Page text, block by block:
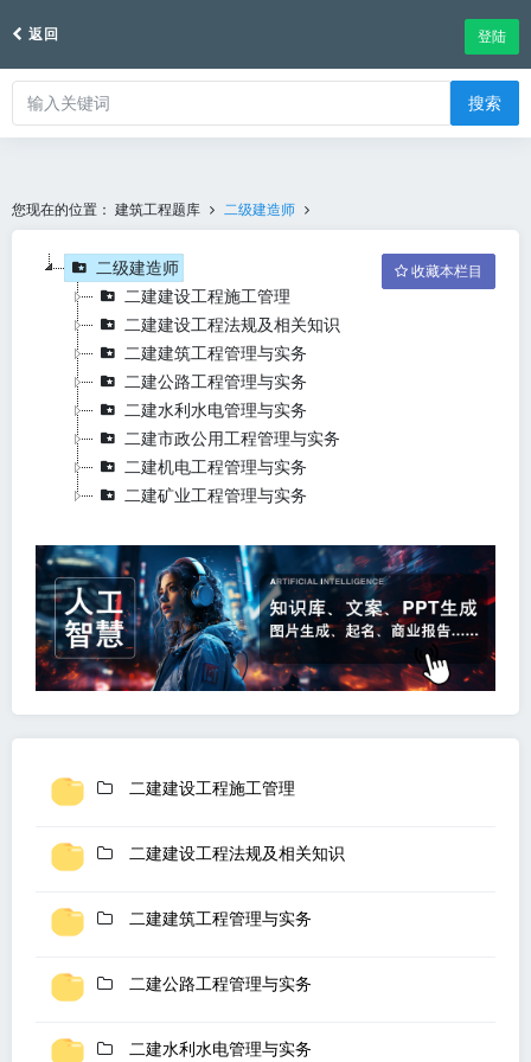
返回 登陆
搜索
您现在的位置： 建筑工程题库 二级建造师
收藏本栏目
二级建造师
二建建设工程施工管理
二建建设工程法规及相关知识
二建建筑工程管理与实务
二建公路工程管理与实务
二建水利水电管理与实务
二建市政公用工程管理与实务
二建机电工程管理与实务
二建矿业工程管理与实务
二建建设工程施工管理
二建建设工程法规及相关知识
二建建筑工程管理与实务
二建公路工程管理与实务
二建水利水电管理与实务